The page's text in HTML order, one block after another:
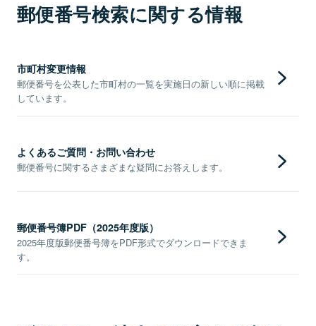
郵便番号検索に関する情報
市町村変更情報
郵便番号を公表した市町村の一覧を実施日の新しい順に掲載
しています。
よくあるご質問・お問い合わせ
郵便番号に関するさまざまな疑問にお答えします。
郵便番号簿PDF（2025年度版）
2025年度版郵便番号簿をPDF形式でダウンロードできま
す。